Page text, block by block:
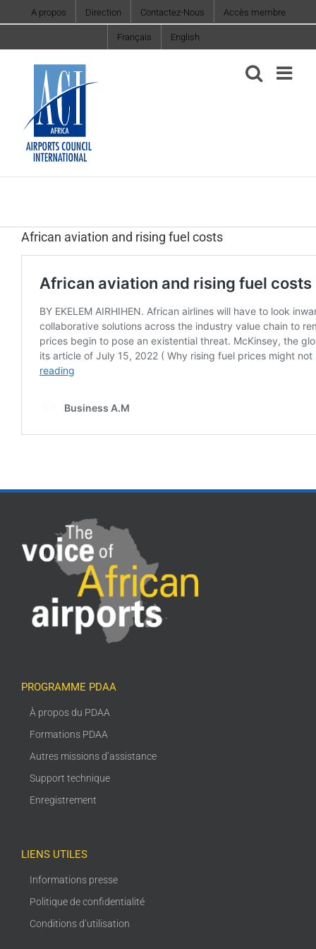
to
A propos Direction Contactez-Nous Accès membre
Français English
African aviation and rising fuel costs
PROGRAMME PDAA
À propos du PDAA
Formations PDAA
Autres missions d’assistance
Support technique
Enregistrement
LIENS UTILES
Informations presse
Politique de confidentialité
Conditions d’utilisation